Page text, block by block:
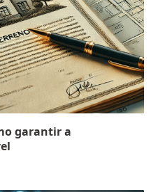
garantir a